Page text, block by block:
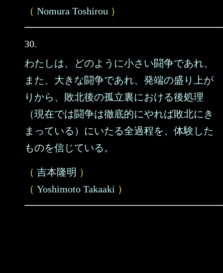
（ Nomura Toshirou ）
30.
わたしは、どのように小さい闘争であれ、
また、大きな闘争であれ、発端の盛り上が
りから、敗北後の孤立裏における後処理
（現在では闘争は徹底的にやれば敗北にき
まっている）にいたる全過程を、体験した
ものを信じている。
（ 吉本隆明 ）
（ Yoshimoto Takaaki ）